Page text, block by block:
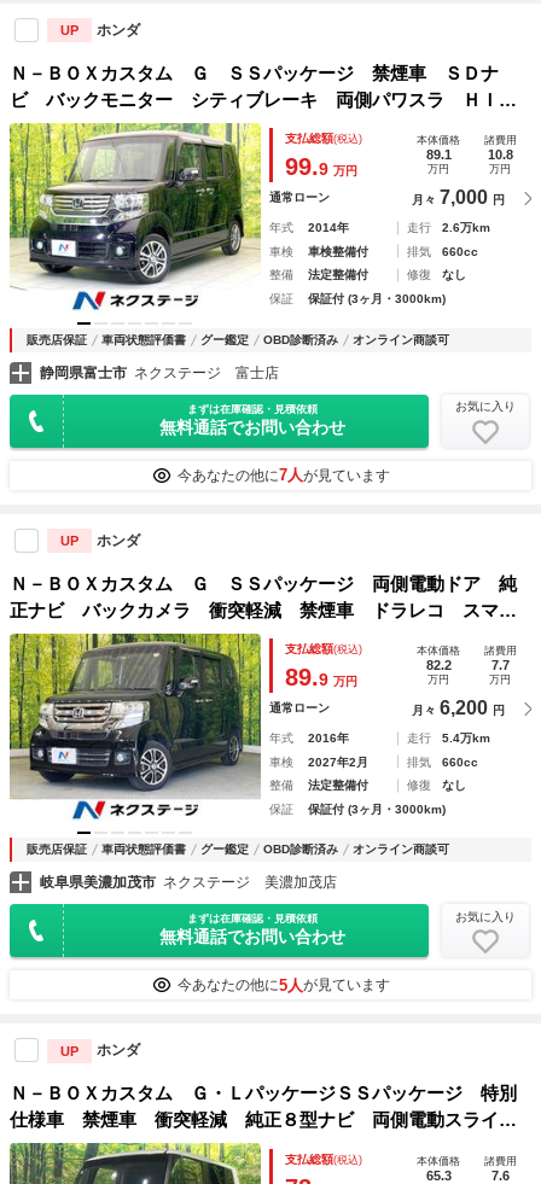
UP ホンダ
Ｎ－ＢＯＸカスタム Ｇ ＳＳパッケージ 禁煙車 ＳＤナ
ビ バックモニター シティブレーキ 両側パワスラ ＨＩＤ
ヘッド フォグ オートライト オートエアコン スマートキ
ー シートリフター 電動格納ミラー ベンチシート アーム
レスト
支払総額(税込)
99.9 万円
本体価格
89.1
万円
諸費用
10.8
万円
通常ローン 月々 7,000 円
年式 2014年 走行
2.6万km
車検
車検整備付 排気
660cc
整備
法定整備付 修復
なし
保証
保証付 (3ヶ月・3000km)
販売店保証 車両状態評価書 グー鑑定 OBD診断済み オンライン商談可
静岡県富士市 ネクステージ 富士店
まずは在庫確認・見積依頼
無料通話でお問い合わせ
お気に入り
今あなたの他に7人が見ています
UP ホンダ
Ｎ－ＢＯＸカスタム Ｇ ＳＳパッケージ 両側電動ドア 純
正ナビ バックカメラ 衝突軽減 禁煙車 ドラレコ スマー
トキー ＨＩＤヘッド ＥＴＣ オートライト オートエアコ
ン Ｂｌｕｅｔｏｏｔｈ再生 ステアリングスイッチ
支払総額(税込)
89.9 万円
本体価格
82.2
万円
諸費用
7.7
万円
通常ローン 月々 6,200 円
年式 2016年 走行
5.4万km
車検
2027年2月 排気
660cc
整備
法定整備付 修復
なし
保証
保証付 (3ヶ月・3000km)
販売店保証 車両状態評価書 グー鑑定 OBD診断済み オンライン商談可
岐阜県美濃加茂市 ネクステージ 美濃加茂店
まずは在庫確認・見積依頼
無料通話でお問い合わせ
お気に入り
今あなたの他に5人が見ています
UP ホンダ
Ｎ－ＢＯＸカスタム Ｇ・ＬパッケージＳＳパッケージ 特別
仕様車 禁煙車 衝突軽減 純正８型ナビ 両側電動スライド
ドア バックカメラ ドライブレコーダー スマートキー Ｕ
ＳＢ入力端子 ＣＤ／ＤＶＤ再生 電動格納ミラー オートラ
支払総額(税込) 本体価格
65.3
諸費用
7.6